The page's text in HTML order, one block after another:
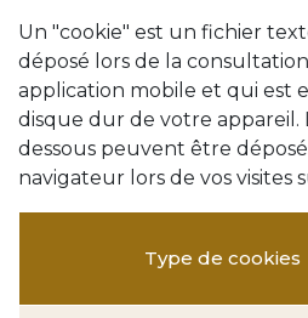
Un "cookie" est un fichier
déposé lors de la
application mobile et qui est
disque dur de votre appareil.
dessous peuvent être
navigateur lors de vos visites
Type de cookies